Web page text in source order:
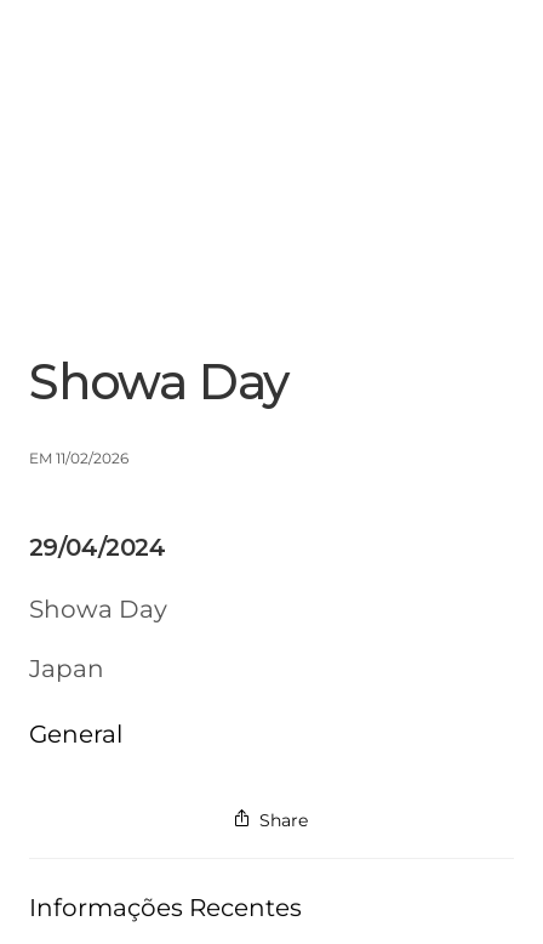
Showa Day
EM 11/02/2026
29/04/2024
Showa Day
Japan
General
Share
Informações Recentes